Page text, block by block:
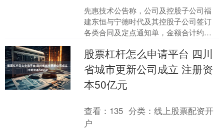
先惠技术公告称，公司及控股子公司福
建东恒与宁德时代及其控股子公司签订
各类合同及定点通知单，金额合计约为
同顺利履行，预计将....
股票杠杆怎么申请平台 四川
省城市更新公司成立 注册资
本50亿元
查看： 135 分类：线上股票配资开
户